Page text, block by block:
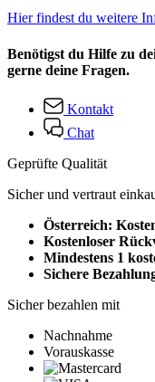
Hier findest du weitere
Benötigst du Hilfe zu
gerne deine Fragen.
Kontakt
Chat
Geprüfte Qualität
Sicher und vertraut
Österreich:
Kostenloser
Mindestens 1
Sichere
Sicher bezahlen mit
Nachnahme
Vorauskasse